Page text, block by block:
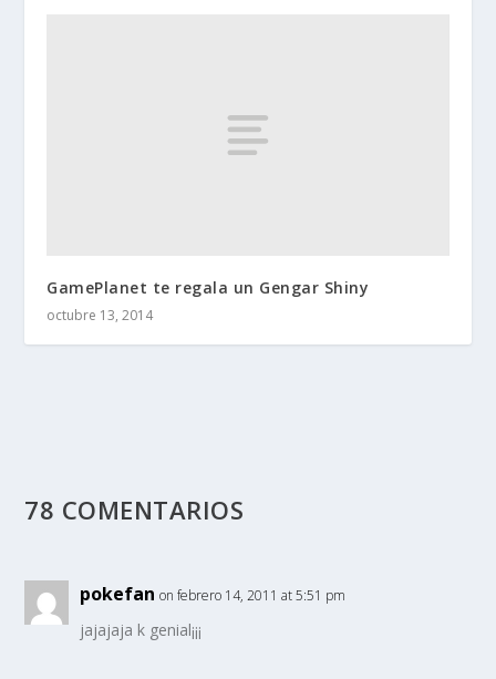
GamePlanet te regala un Gengar Shiny
octubre 13, 2014
78 COMENTARIOS
pokefan on febrero 14, 2011 at 5:51 pm
jajajaja k genial¡¡¡